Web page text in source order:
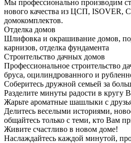
Мы профессионально производим
нового качества из ЦСП, ISOVER,
домокомплектов.
Отделка домов
Шлифовка и окрашивание домов,
карнизов, отделка фундамента
Строительство дачных домов
Профессиональное строительство
бруса, оцилиндрованного и
Соберитесь дружной семьей за
Разделите минуты радости в кругу
Жарьте ароматные шашлыки с
Делитесь веселыми историями,
общайтесь только с теми, кто Вам
Живите счастливо в новом доме!
Наслаждайтесь каждой минутой,